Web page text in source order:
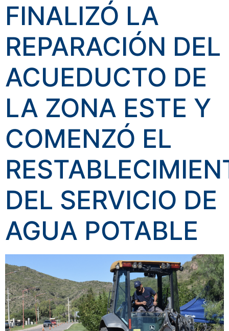
FINALIZÓ LA
REPARACIÓN DEL
ACUEDUCTO DE
LA ZONA ESTE Y
COMENZÓ EL
DEL SERVICIO DE
AGUA POTABLE